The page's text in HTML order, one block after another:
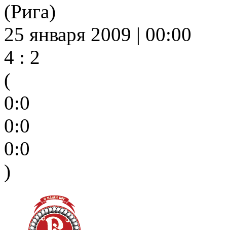
(Рига)
25 января 2009 | 00:00
4 : 2
(
0:0
0:0
0:0
)